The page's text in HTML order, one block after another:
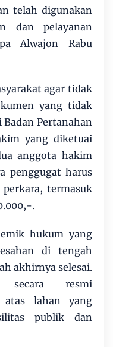
telah digunakan
dan pelayanan
Alwajon Rabu
agar tidak
yang tidak
Pertanahan
yang diketuai
anggota hakim
penggugat harus
termasuk
.
hukum yang
di tengah
akhirnya selesai.
resmi
atas lahan yang
publik dan